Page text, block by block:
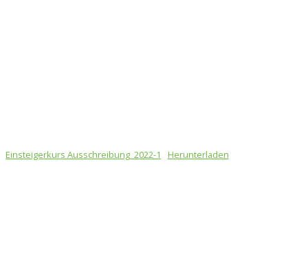
Einsteigerkurs Ausschreibung_2022-1 Herunterladen